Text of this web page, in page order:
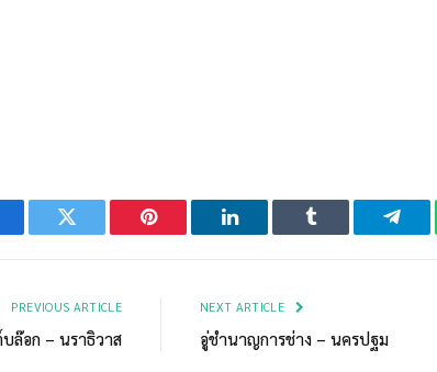
Twitter Pinterest LinkedIn Tumblr
PREVIOUS ARTICLE
ล๊อก – นราธิวาส
NEXT ARTICLE
อู่ชำนาญการช่าง – นครปฐม